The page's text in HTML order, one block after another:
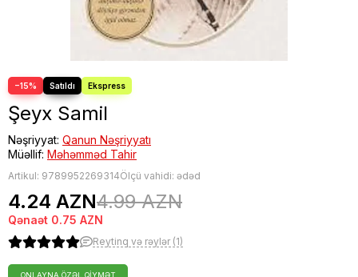
−15%
Şeyx Samil
Nəşriyyat: Qanun Nəşriyyatı
Müəllif: Məhəmməd Tahir
Artikul: 9789952269314Ölçü vahidi: ədəd
4.24 AZN4.99 AZN
Qənaət 0.75 AZN
Reytinq və rəylər (1)
ONLAYNA ÖZƏL QIYMƏT